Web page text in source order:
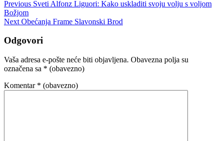
Navigacija
objava
Previous Sveti Alfonz Liguori: Kako uskladiti svoju volju s voljom
Božjom
Next Obećanja Frame Slavonski Brod
Odgovori
Vaša adresa e-pošte neće biti objavljena. Obavezna polja su
označena sa * (obavezno)
Komentar * (obavezno)